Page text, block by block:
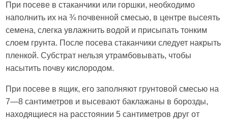
При посеве в стаканчики или горшки, необходимо
наполнить их на ¾ почвенной смесью, в центре высеять
семена, слегка увлажнить водой и присыпать тонким
слоем грунта. После посева стаканчики следует накрыть
пленкой. Субстрат нельзя утрамбовывать, чтобы
насытить почву кислородом.
При посеве в ящик, его заполняют грунтовой смесью на
7—8 сантиметров и высевают баклажаны в борозды,
находящиеся на расстоянии 5 сантиметров друг от